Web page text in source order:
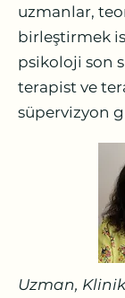
uzmanlar,
birleştirmek
psikoloji son
terapist ve
süpervizyon
Uzman,